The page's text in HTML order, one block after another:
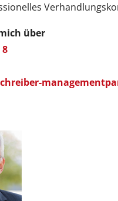
über
8